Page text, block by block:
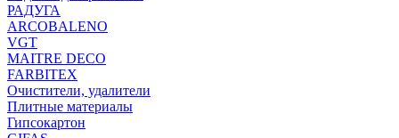
РАДУГА
ARCOBALENO
VGT
MAITRE DECO
FARBITEX
Очистители, удалители
Плитные материалы
Гипсокартон